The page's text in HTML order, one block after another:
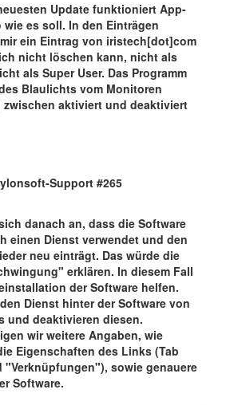
Update funktioniert App-
es soll. In den Einträgen
ein Eintrag von iristech[dot]com
nicht löschen kann, nicht als
als Super User. Das Programm
Blaulichts vom Monitoren
aktiviert und deaktiviert
danach an, dass die Software
einen Dienst verwendet und den
neu einträgt. Das würde die
erklären. In diesem Fall
der Software helfen.
Dienst hinter der Software von
und deaktivieren diesen.
wir weitere Angaben, wie
Eigenschaften des Links (Tab
sowie genauere
Software.